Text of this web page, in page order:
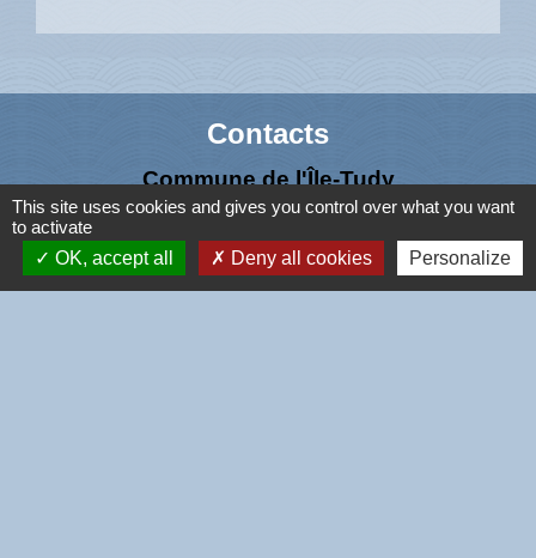
Contacts
Commune de l'Île-Tudy
4 rue de la Mairie
29980 Île-Tudy - FRANCE
+33 2 98 56 42 57
This site uses cookies and gives you control over what you want
to activate
OK, accept all
Deny all cookies Personalize